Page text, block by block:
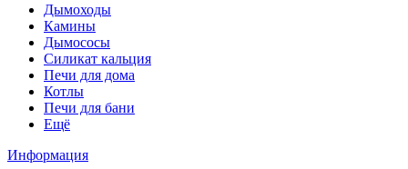
Дымоходы
Камины
Дымососы
Силикат кальция
Печи для дома
Котлы
Печи для бани
Ещё
Информация